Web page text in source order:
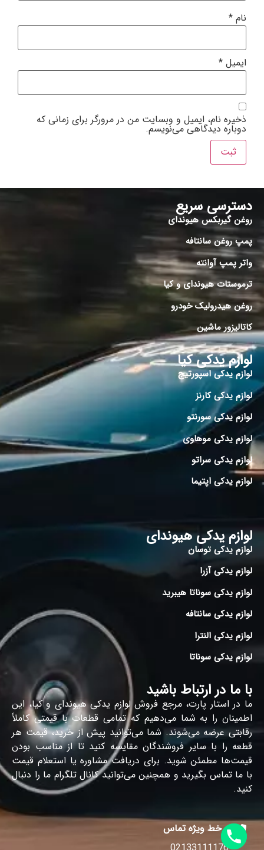
نام *
ایمیل *
ذخیره نام، ایمیل و وبسایت من در مرورگر برای زمانی که
دوباره دیدگاهی می‌نویسم.
دسترسی سریع
روغن گیربکس هیوندای
پمپ روغن سانتافه
واتر پمپ آوانته
ترموستات هیوندای و کیا
روغن هیدرولیک خودرو
کاتالیزور ماشین
لوازم یدکی کیا
لوازم یدکی اسپورتیج
لوازم یدکی کارنز
لوازم یدکی سورنتو
لوازم یدکی موهاوی
لوازم یدکی سراتو
لوازم یدکی اپتیما
لوازم یدکی هیوندای
لوازم یدکی توسان
لوازم یدکی آزرا
لوازم یدکی سوناتا هیبرید
لوازم یدکی سانتافه
لوازم یدکی النترا
لوازم یدکی سوناتا
با ما در ارتباط باشید
ما در استار پارت، مرجع فروش لوازم یدکی هیوندای و کیا، این
اطمینان را به شما می‌دهیم که تمامی قطعات با قیمتی کاملاً
رقابتی عرضه می‌شوند. شما می‌توانید پیش از خرید، قیمت هر
قطعه را با سایر فروشندگان مقایسه کنید تا از مناسب بودن
قیمت‌ها مطمئن شوید. برای دریافت مشاوره یا استعلام قیمت
با ما تماس بگیرید و همچنین می‌توانید کانال تلگرام ما را دنبال
کنید.
خط ویژه تماس